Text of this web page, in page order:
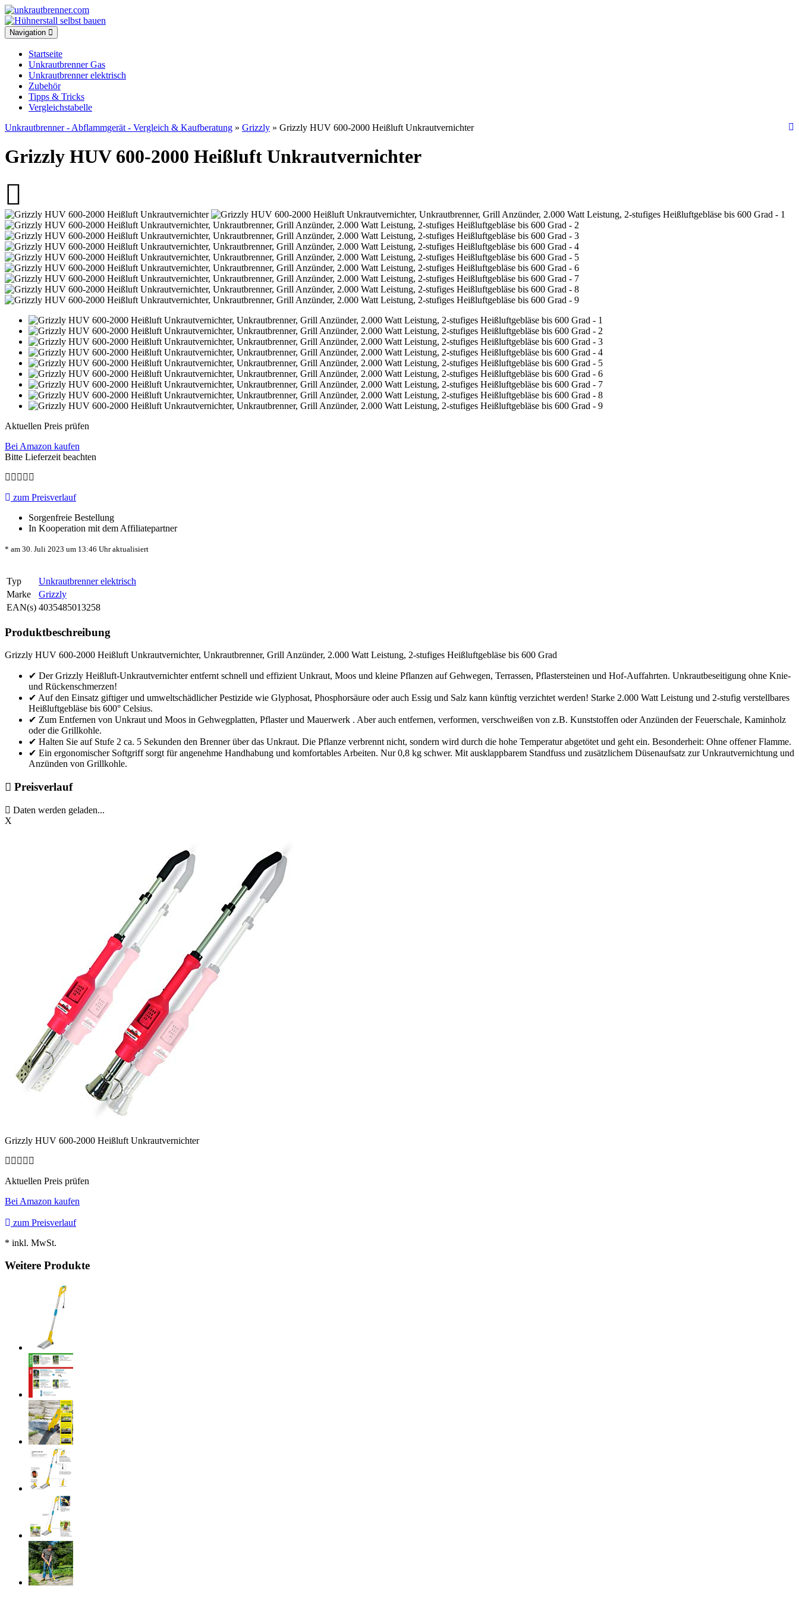
Toggle
navigation
Navigation
Startseite
Unkrautbrenner Gas
Unkrautbrenner elektrisch
Zubehör
Tipps & Tricks
Vergleichstabelle
Unkrautbrenner - Abflammgerät - Vergleich & Kaufberatung » Grizzly » Grizzly HUV 600-2000 Heißluft Unkrautvernichter
Grizzly HUV 600-2000 Heißluft Unkrautvernichter
Aktuellen Preis prüfen
Bei Amazon kaufen
Bitte Lieferzeit beachten
zum Preisverlauf
Sorgenfreie Bestellung
In Kooperation mit dem Affiliatepartner
* am 30. Juli 2023 um 13:46 Uhr aktualisiert
Typ
Unkrautbrenner elektrisch
Marke
Grizzly
EAN(s) 4035485013258
Produktbeschreibung
Grizzly HUV 600-2000 Heißluft Unkrautvernichter, Unkrautbrenner, Grill Anzünder, 2.000 Watt Leistung, 2-stufiges Heißluftgebläse bis 600 Grad
✔ Der Grizzly Heißluft-Unkrautvernichter entfernt schnell und effizient Unkraut, Moos und kleine Pflanzen auf Gehwegen, Terrassen, Pflastersteinen und Hof-Auffahrten. Unkrautbeseitigung ohne Knie-
und Rückenschmerzen!
✔ Auf den Einsatz giftiger und umweltschädlicher Pestizide wie Glyphosat, Phosphorsäure oder auch Essig und Salz kann künftig verzichtet werden! Starke 2.000 Watt Leistung und 2-stufig verstellbares
Heißluftgebläse bis 600° Celsius.
✔ Zum Entfernen von Unkraut und Moos in Gehwegplatten, Pflaster und Mauerwerk . Aber auch entfernen, verformen, verschweißen von z.B. Kunststoffen oder Anzünden der Feuerschale, Kaminholz
oder die Grillkohle.
✔ Halten Sie auf Stufe 2 ca. 5 Sekunden den Brenner über das Unkraut. Die Pflanze verbrennt nicht, sondern wird durch die hohe Temperatur abgetötet und geht ein. Besonderheit: Ohne offener Flamme.
✔ Ein ergonomischer Softgriff sorgt für angenehme Handhabung und komfortables Arbeiten. Nur 0,8 kg schwer. Mit ausklappbarem Standfuss und zusätzlichem Düsenaufsatz zur Unkrautvernichtung und
Anzünden von Grillkohle.
Preisverlauf
Daten werden geladen...
X
Grizzly HUV 600-2000 Heißluft Unkrautvernichter
Aktuellen Preis prüfen
Bei Amazon kaufen
zum Preisverlauf
* inkl. MwSt.
Weitere Produkte